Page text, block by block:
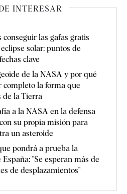
INTERESAR
conseguir las gafas gratis
solar: puntos de
clave
de la NASA y por qué
completo la forma que
de la Tierra
a la NASA en la defensa
su propia misión para
un asteroide
pondrá a prueba la
"Se esperan más de
de desplazamientos"